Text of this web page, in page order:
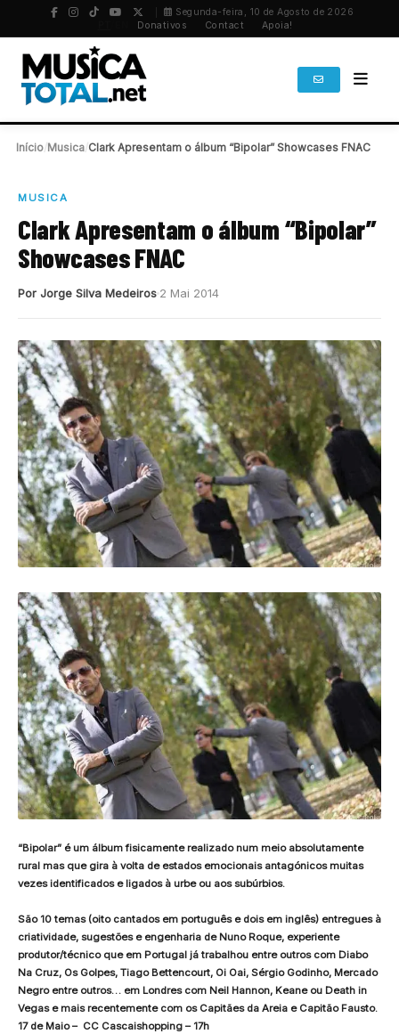
Segunda-feira, 10 de Agosto de 2026
Donativos Contact Apoia!
Início Musica Clark Apresentam o álbum “Bipolar” Showcases FNAC
MUSICA
Clark Apresentam o álbum “Bipolar”
Showcases FNAC
Por Jorge Silva Medeiros 2 Mai 2014
“Bipolar” é um álbum fisicamente realizado num meio absolutamente
rural mas que gira à volta de estados emocionais antagónicos muitas
vezes identificados e ligados à urbe ou aos subúrbios.
São 10 temas (oito cantados em português e dois em inglês) entregues à
criatividade, sugestões e engenharia de Nuno Roque, experiente
produtor/técnico que em Portugal já trabalhou entre outros com Diabo
Na Cruz, Os Golpes, Tiago Bettencourt, Oi Oai, Sérgio Godinho, Mercado
Negro entre outros… em Londres com Neil Hannon, Keane ou Death in
Vegas e mais recentemente com os Capitães da Areia e Capitão Fausto.
17 de Maio – CC Cascaishopping – 17h